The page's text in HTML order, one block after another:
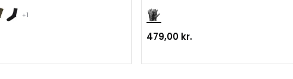
+1
479,00 kr.